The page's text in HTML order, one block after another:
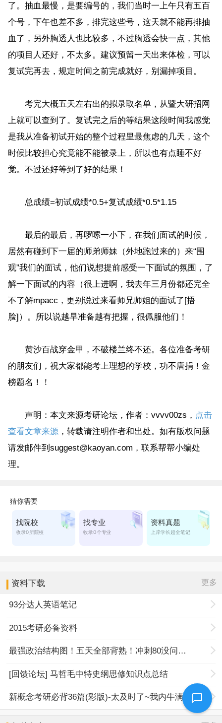
了。抽血最慢，是要编号的，我们当时一上午只有五百
个号，下午也差不多，排完这些号，这天就不能再排抽
血了，另外胸透人也比较多，不过胸透会快一点，其他
的项目人还好，不太多。建议预留一天出来体检，可以
复试完再去，规定时间之前完成就好，别漏掉项目。
考完大概五天左右出的拟录取名单，从暨大研招网
上就可以查到了。复试完之后的等结果这段时间我感觉
是我从准备初试开始的整个过程里最焦虑的几天，这个
时候比较担心究竟能不能被录上，所以也有点睡不好
觉。不过还好等到了好的结果！
总成绩=初试成绩*0.5+复试成绩*0.5*1.15
最后的最后，再啰嗦一小下，在我们面试的时候，
居然有碰到下一届的师弟师妹（外地跑过来的）来“围
观”我们的面试，他们说想提前感受一下面试的氛围，了
解一下面试的内容（很上进啊，我去年三月份都还完全
不了解mpacc，更别说过来看师兄师姐的面试了[捂
脸]）。所以说越早准备越有把握，很佩服他们！
黄沙百战穿金甲，不破楼兰终不还。各位准备考研
的朋友们，祝大家都能考上理想的学校，功不唐捐！金
榜题名！！
声明：本文来源考研论坛，作者：vvvv00zs， 点击
查看文章来源，转载请注明作者和出处。如有版权问题
请发邮件到suggest@kaoyan.com，联系帮帮小编处
理。
资料下载 更多
93分达人英语笔记
2015考研必备资料
最强政治结构图！五天全部背熟！冲刺80没问题！
[回馈论坛] 马哲毛中特史纲思修知识点总结
新概念考研必背36篇(彩版)-太及时了~我内牛满面